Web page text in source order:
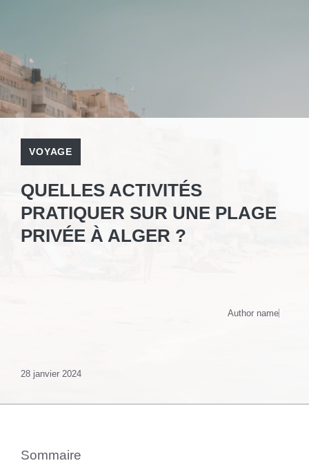
VOYAGE
QUELLES ACTIVITÉS
PRATIQUER SUR UNE PLAGE
PRIVÉE À ALGER ?
Author name
28 janvier 2024
Sommaire